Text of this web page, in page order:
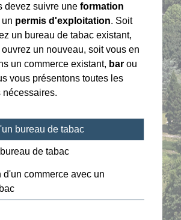
devez suivre uneformation
permis d'exploitation. Soit
un bureau de tabac existant,
un nouveau, soit vous en
un commerce existant, bar ou
vous présentons toutes les
nécessaires.
bureau de tabac
de tabac
d'un commerce avec un